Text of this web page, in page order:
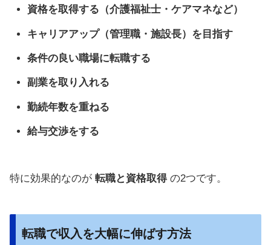
資格を取得する（介護福祉士・ケアマネなど）
キャリアアップ（管理職・施設長）を目指す
条件の良い職場に転職する
副業を取り入れる
勤続年数を重ねる
給与交渉をする
特に効果的なのが 転職と資格取得の2つです。
転職で収入を大幅に伸ばす方法